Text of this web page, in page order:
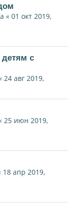
« 01 окт 2019,
детям с
24 авг 2019,
25 июн 2019,
18 апр 2019,